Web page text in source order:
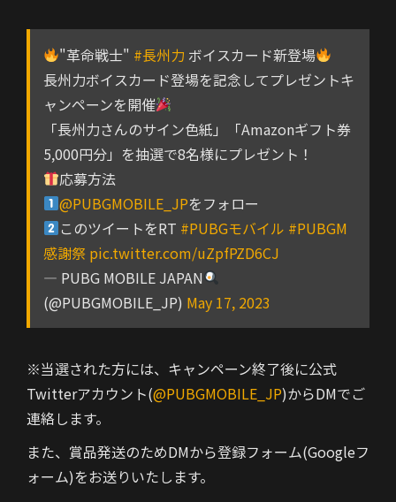
"革命戦士" #長州力 ボイスカード新登場
長州力ボイスカード登場を記念してプレゼントキ
ャンペーンを開催
「長州力さんのサイン色紙」「Amazonギフト券
5,000円分」を抽選で8名様にプレゼント！
応募方法
@PUBGMOBILE_JPをフォロー
このツイートをRT #PUBGモバイル #PUBGM
感謝祭 pic.twitter.com/uZpfPZD6CJ
— PUBG MOBILE JAPAN
(@PUBGMOBILE_JP) May 17, 2023
※当選された方には、キャンペーン終了後に公式
Twitterアカウント(@PUBGMOBILE_JP)からDMでご
連絡します。
また、賞品発送のためDMから登録フォーム(Googleフ
ォーム)をお送りいたします。